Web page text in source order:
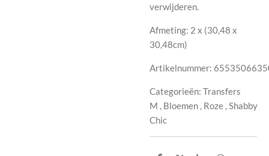
verwijderen.
Afmeting: 2 x (30,48 x
30,48cm)
Artikelnummer:
Categorieën: Transfers
M , Bloemen , Roze ,Shabby
Chic